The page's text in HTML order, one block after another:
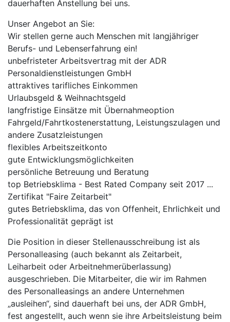
dauerhaften Anstellung bei uns.
Unser Angebot an Sie:
Wir stellen gerne auch Menschen mit langjähriger
Berufs- und Lebenserfahrung ein!
unbefristeter Arbeitsvertrag mit der ADR
Personaldienstleistungen GmbH
attraktives tarifliches Einkommen
Urlaubsgeld & Weihnachtsgeld
langfristige Einsätze mit Übernahmeoption
Fahrgeld/Fahrtkostenerstattung, Leistungszulagen und
andere Zusatzleistungen
flexibles Arbeitszeitkonto
gute Entwicklungsmöglichkeiten
persönliche Betreuung und Beratung
top Betriebsklima - Best Rated Company seit 2017 ...
Zertifikat "Faire Zeitarbeit"
gutes Betriebsklima, das von Offenheit, Ehrlichkeit und
Professionalität geprägt ist
Die Position in dieser Stellenausschreibung ist als
Personalleasing (auch bekannt als Zeitarbeit,
Leiharbeit oder Arbeitnehmerüberlassung)
ausgeschrieben. Die Mitarbeiter, die wir im Rahmen
des Personalleasings an andere Unternehmen
„ausleihen“, sind dauerhaft bei uns, der ADR GmbH,
fest angestellt, auch wenn sie ihre Arbeitsleistung beim